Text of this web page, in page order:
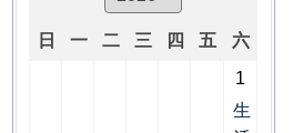
日 一 二 三 四 五
六
1
生